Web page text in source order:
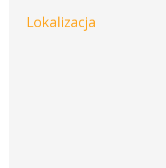
Lokalizacja